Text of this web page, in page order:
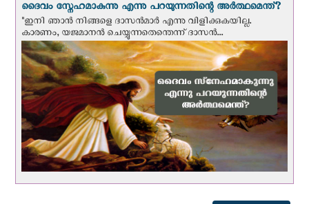
ദൈവം സ്നേഹമാകുന്നു എന്നു പറയുന്നതിന്റെ അർത്ഥമെന്ത്?
"ഇനി ഞാന്‍ നിങ്ങളെ ദാസന്‍മാര്‍ എന്നു വിളിക്കുകയില്ല.
കാരണം, യജമാനന്‍ ചെയ്യുന്നതെന്തെന്ന് ദാസന്‍...